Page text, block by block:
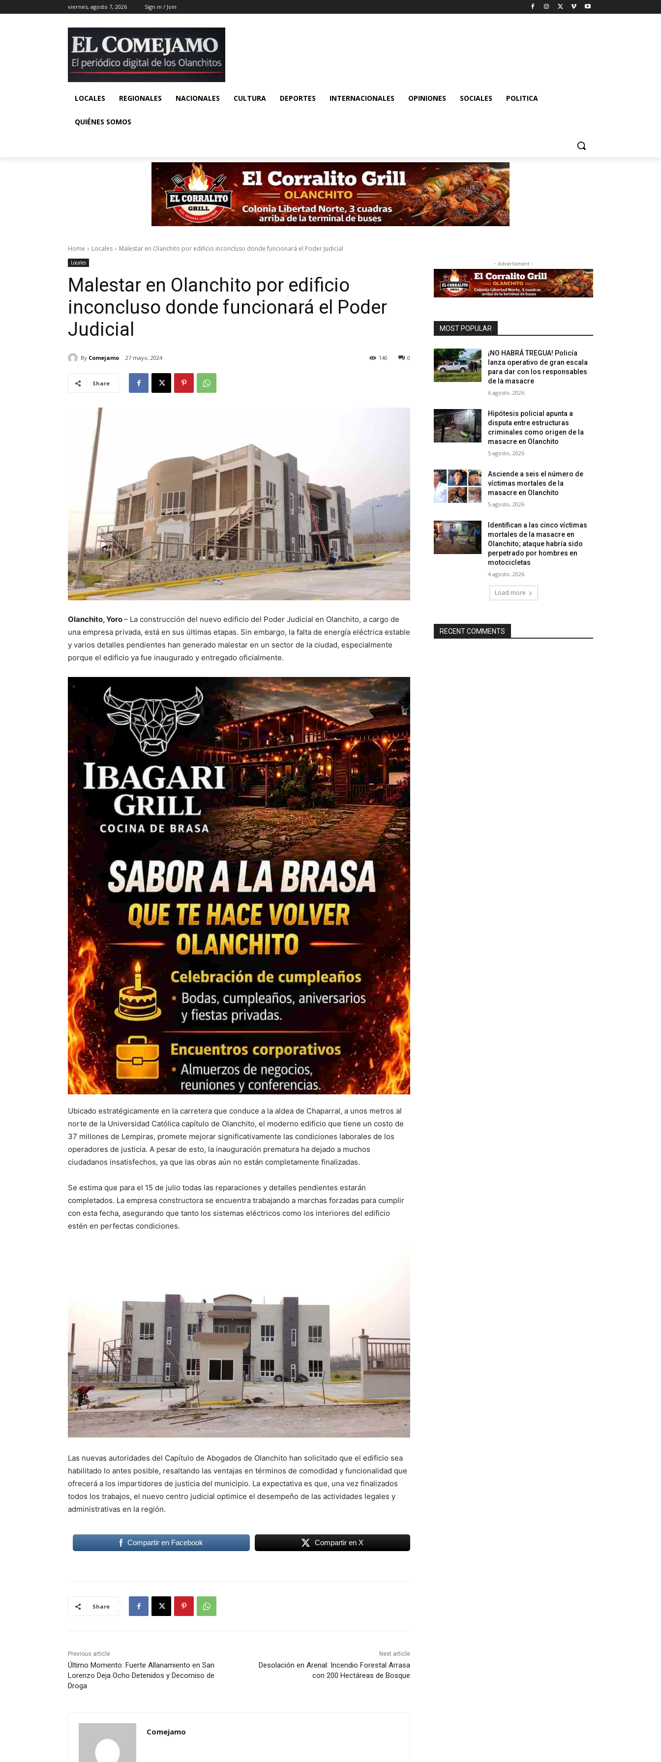
viernes, agosto 7, 2026 Sign in / Join
LOCALES REGIONALES NACIONALES CULTURA DEPORTES INTERNACIONALES OPINIONES SOCIALES POLITICA
QUIÉNES SOMOS
Home Locales Malestar en Olanchito por edificio inconcluso donde funcionará el Poder Judicial
Locales
Malestar en Olanchito por edificio
inconcluso donde funcionará el Poder
Judicial
By Comejamo 27 mayo, 2024 0
140
Share
Olanchito, Yoro– La construcción del nuevo edificio del Poder Judicial en Olanchito, a cargo de
una empresa privada, está en sus últimas etapas. Sin embargo, la falta de energía eléctrica estable
y varios detalles pendientes han generado malestar en un sector de la ciudad, especialmente
porque el edificio ya fue inaugurado y entregado oficialmente.
Ubicado estratégicamente en la carretera que conduce a la aldea de Chaparral, a unos metros al
norte de la Universidad Católica capítulo de Olanchito, el moderno edificio que tiene un costo de
37 millones de Lempiras, promete mejorar significativamente las condiciones laborales de los
operadores de justicia. A pesar de esto, la inauguración prematura ha dejado a muchos
ciudadanos insatisfechos, ya que las obras aún no están completamente finalizadas.
Se estima que para el 15 de julio todas las reparaciones y detalles pendientes estarán
completados. La empresa constructora se encuentra trabajando a marchas forzadas para cumplir
con esta fecha, asegurando que tanto los sistemas eléctricos como los interiores del edificio
estén en perfectas condiciones.
Las nuevas autoridades del Capítulo de Abogados de Olanchito han solicitado que el edificio sea
habilitado lo antes posible, resaltando las ventajas en términos de comodidad y funcionalidad que
ofrecerá a los impartidores de justicia del municipio. La expectativa es que, una vez finalizados
todos los trabajos, el nuevo centro judicial optimice el desempeño de las actividades legales y
administrativas en la región.
Compartir en Facebook Compartir en X
Share
Previous article
Último Momento: Fuerte Allanamiento en San
Lorenzo Deja Ocho Detenidos y Decomiso de
Droga
Next article
Desolación en Arenal: Incendio Forestal Arrasa
con 200 Hectáreas de Bosque
Comejamo
- Advertisment -
MOST POPULAR
¡NO HABRÁ TREGUA! Policía
lanza operativo de gran escala
para dar con los responsables
de la masacre
6 agosto, 2026
Hipótesis policial apunta a
disputa entre estructuras
criminales como origen de la
masacre en Olanchito
5 agosto, 2026
Asciende a seis el número de
víctimas mortales de la
masacre en Olanchito
5 agosto, 2026
Identifican a las cinco víctimas
mortales de la masacre en
Olanchito; ataque habría sido
perpetrado por hombres en
motocicletas
4 agosto, 2026
Load more
RECENT COMMENTS